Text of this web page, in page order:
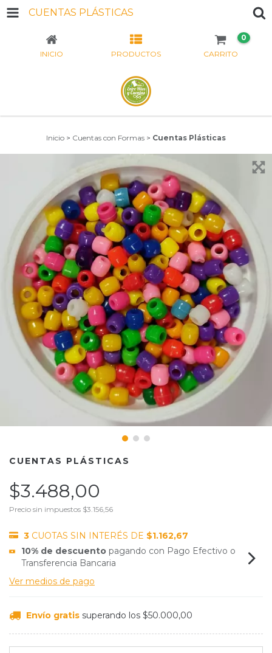
CUENTAS PLÁSTICAS
INICIO PRODUCTOS CARRITO
0
Inicio > Cuentas con Formas > Cuentas Plásticas
CUENTAS PLÁSTICAS
$3.488,00
Precio sin impuestos $3.156,56
3 CUOTAS SIN INTERÉS DE $1.162,67
10% de descuento pagando con Pago Efectivo o
Transferencia Bancaria
Ver medios de pago
Envío gratis superando los $50.000,00